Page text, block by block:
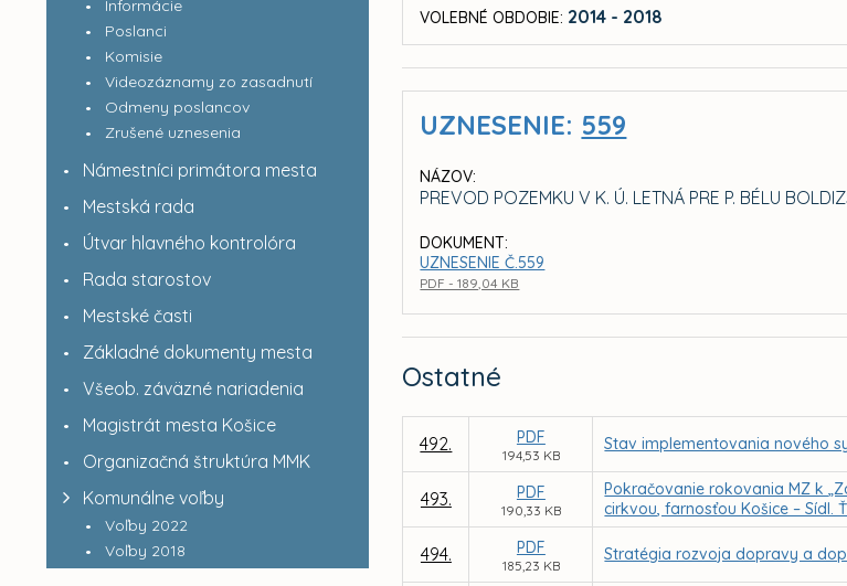
Informácie
Poslanci
Komisie
Videozáznamy zo zasadnutí
Odmeny poslancov
Zrušené uznesenia
Námestníci primátora mesta
Mestská rada
Útvar hlavného kontrolóra
Rada starostov
Mestské časti
Základné dokumenty mesta
Všeob. záväzné nariadenia
Magistrát mesta Košice
Organizačná štruktúra MMK
Komunálne voľby
Voľby 2022
Voľby 2018
VOLEBNÉ OBDOBIE: 2014 - 2018
UZNESENIE: 559
NÁZOV:
PREVOD POZEMKU V K. Ú. LETNÁ PRE P. BÉLU
DOKUMENT:
UZNESENIE Č.559
PDF - 189,04 KB
Ostatné
492. PDF
194,53 KB
Stav implementovania nového
493. PDF
190,33 KB
Pokračovanie rokovania MZ k
cirkvou, farnosťou Košice – Sídl.
494. PDF
185,23 KB
Stratégia rozvoja dopravy a